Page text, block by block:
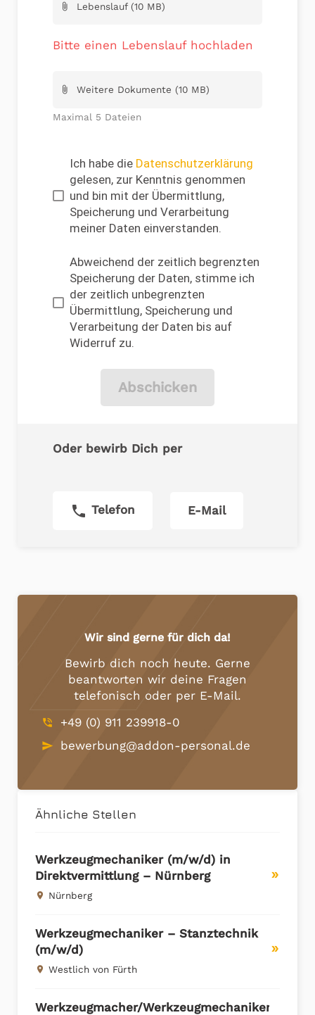
attach_file Lebenslauf (10 MB)
Bitte einen Lebenslauf hochladen
attach_file Weitere Dokumente (10 MB)
Maximal 5 Dateien
Ich habe die Datenschutzerklärung
gelesen, zur Kenntnis genommen
und bin mit der Übermittlung,
Speicherung und Verarbeitung
meiner Daten einverstanden.
Abweichend der zeitlich begrenzten
Speicherung der Daten, stimme ich
der zeitlich unbegrenzten
Übermittlung, Speicherung und
Verarbeitung der Daten bis auf
Widerruf zu.
Abschicken
Oder bewirb Dich per
phone Telefon E-Mail
Ähnliche Stellen
Werkzeugmechaniker (m/w/d) in
Direktvermittlung – Nürnberg
place Nürnberg
double_arrow
Werkzeugmechaniker – Stanztechnik
(m/w/d)
place Westlich von Fürth
double_arrow
Werkzeugmacher/Werkzeugmechaniker
Wir sind gerne für dich da!
Bewirb dich noch heute. Gerne
beantworten wir deine Fragen
telefonisch oder per E-Mail.
phone_in_talk +49 (0) 911 239918-0
send bewerbung@addon-personal.de